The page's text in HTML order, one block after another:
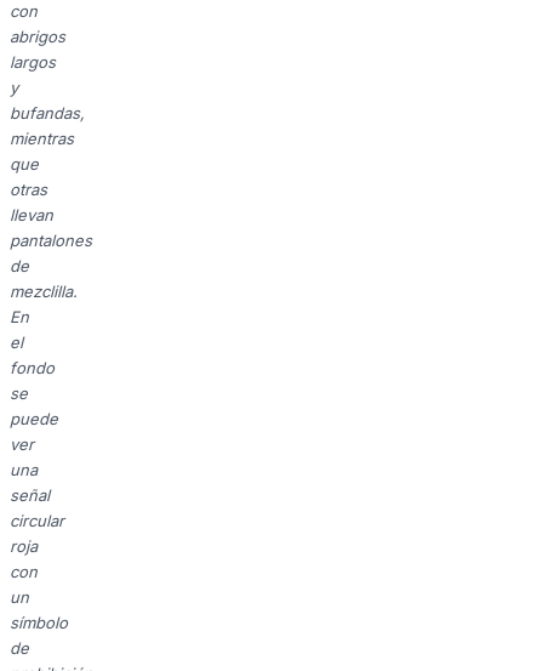
con
abrigos
largos
y
bufandas,
mientras
que
otras
llevan
pantalones
de
mezclilla.
En
el
fondo
se
puede
ver
una
señal
circular
roja
con
un
símbolo
de